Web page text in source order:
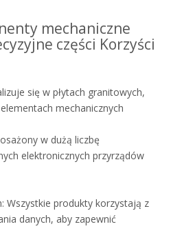
mechaniczne
części Korzyści
się w płytach granitowych,
mechanicznych
w dużą liczbę
elektronicznych przyrządów
Wszystkie produkty korzystają z
danych, aby zapewnić